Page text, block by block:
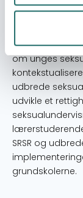
indsats, men
metodiske
effektivt. Med
og 2 vil denne
om unges
udbrede
udvikle et
SRSR og
grundskolerne.